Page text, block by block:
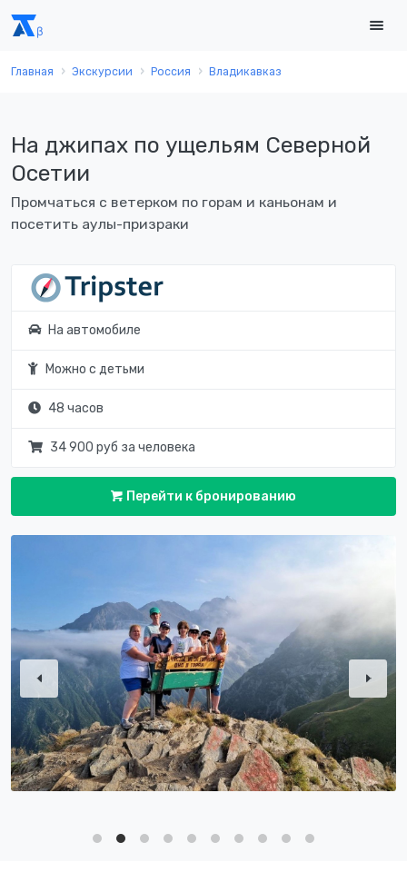
Главная Экскурсии Россия Владикавказ
На джипах по ущельям Северной
Осетии
Промчаться с ветерком по горам и каньонам и
посетить аулы-призраки
На автомобиле
Можно с детьми
48 часов
34 900 руб за человека
Перейти к бронированию